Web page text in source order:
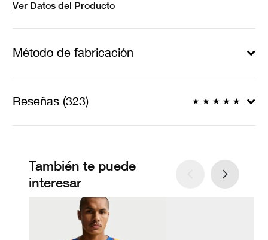
Ver Datos del Producto
Método de fabricación
Reseñas (323) ★ ★ ★ ★ ★
También te puede
interesar